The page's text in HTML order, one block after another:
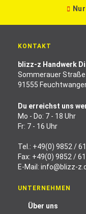
KONTAKT
blizz-z Handwerk
Sommerauer
91555
Du erreichst uns
Mo - Do: 7 - 18 Uhr
Fr: 7 - 16 Uhr
Tel.: +49(0) 9852 /
Fax: +49(0) 9852 /
E-Mail: info@blizz-
UNTERNEHMEN
Über uns